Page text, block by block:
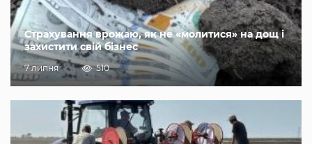
Страхування врожаю, як не «молитися» на дощ і
захистити свій бізнес
7 липня 510